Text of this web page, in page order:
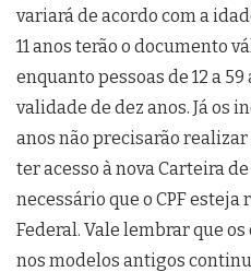
variará de acordo com a
11 anos terão o documento
enquanto pessoas de 12 a
validade de dez anos. Já os
anos não precisarão
ter acesso à nova Carteira
necessário que o CPF
Federal. Vale lembrar que
nos modelos antigos